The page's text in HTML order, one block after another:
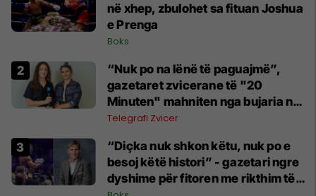
në xhep, zbulohet sa fituan Joshua
e Prenga
Boks
“Nuk po na lënë të paguajmë”,
gazetaret zvicerane të "20
Minuten" mahniten nga bujaria në
Kosovë
Telegrafi Zvicer
“Diçka nuk shkon këtu, nuk po e
besoj këtë histori” - gazetari ngre
dyshime për fitoren me rikthim të